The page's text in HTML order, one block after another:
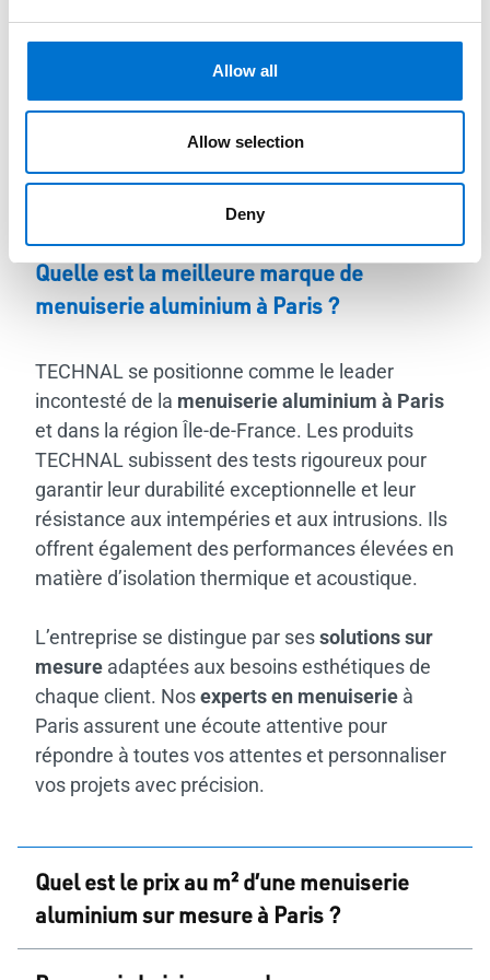
Allow all
Allow selection
Deny
devis gratuit en ligne représente le premier pas vers la
réalisation de votre projet.
Foire Aux Questions
Nos Aluminiers TECHNAL à Paris
Quelle est la meilleure marque de
menuiserie aluminium à Paris ?
TECHNAL se positionne comme le leader
incontesté de la menuiserie aluminium à Paris
et dans la région Île-de-France. Les produits
TECHNAL subissent des tests rigoureux pour
garantir leur durabilité exceptionnelle et leur
résistance aux intempéries et aux intrusions. Ils
offrent également des performances élevées en
matière d’isolation thermique et acoustique.
L’entreprise se distingue par sessolutions sur
mesure adaptées aux besoins esthétiques de
chaque client. Nosexperts en menuiserie à
Paris assurent une écoute attentive pour
répondre à toutes vos attentes et personnaliser
vos projets avec précision.
Quel est le prix au m² d’une menuiserie
aluminium sur mesure à Paris ?